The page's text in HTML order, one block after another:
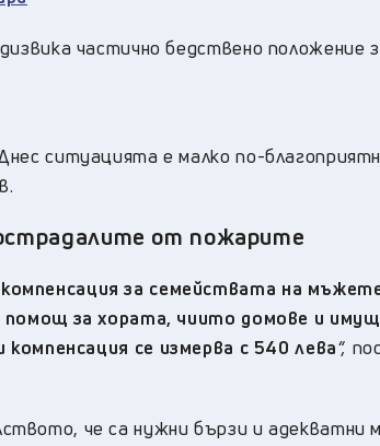
частично бедствено положение
ситуацията е малко по-
от пожарите
за семействата на
помощ за хората, чиито домове и
се измерва с 540 лева“,
че са нужни бързи и адекватни